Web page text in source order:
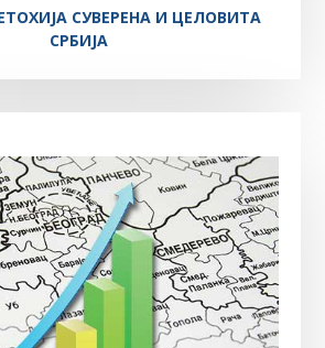
СУВЕРЕНА И ЦЕЛОВИТА
СРБИЈА